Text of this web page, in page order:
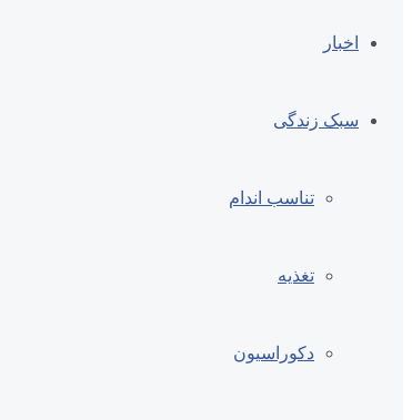
اخبار
سبک زندگی
تناسب اندام
تغذیه
دکوراسیون